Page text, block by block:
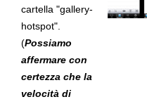
cartella "gallery-
hotspot".
(Possiamo
affermare con
certezza che la
velocità di